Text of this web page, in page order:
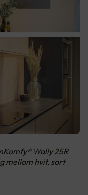
Wally 25R
mellom hvit, sort